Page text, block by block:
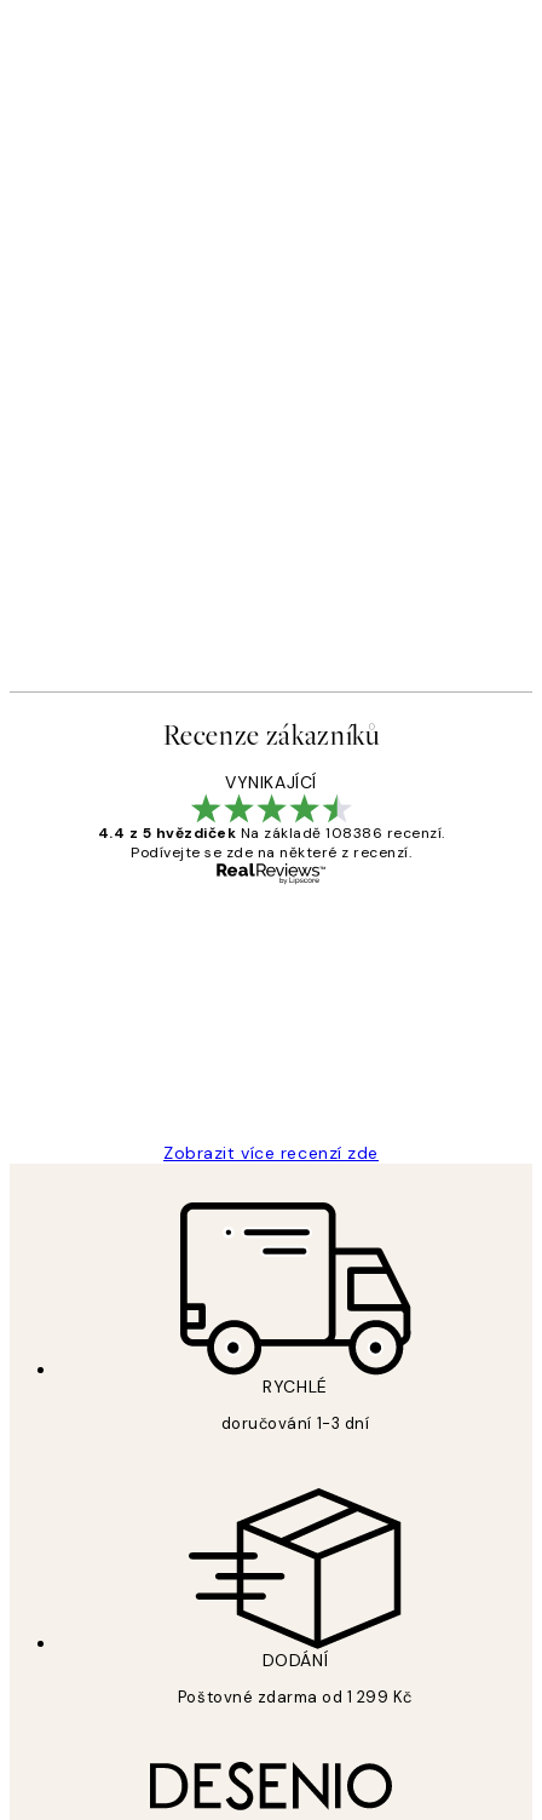
Recenze zákazníků
VYNIKAJÍCÍ
4.4 z 5 hvězdiček Na základě 108386 recenzí.
Podívejte se zde na některé z recenzí.
Zobrazit více recenzí zde
RYCHLÉ
doručování 1-3 dní
DODÁNÍ
Poštovné zdarma od 1 299 Kč